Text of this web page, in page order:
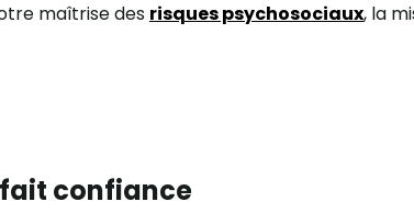
maîtrise des risques psychosociaux, la
confiance